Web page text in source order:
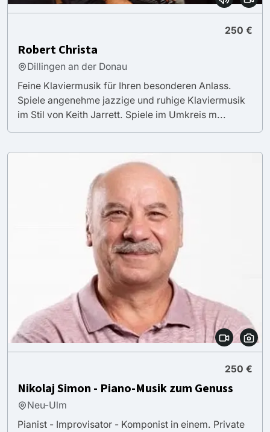
250 €
Robert Christa
Dillingen an der Donau
Feine Klaviermusik für Ihren besonderen Anlass.
Spiele angenehme jazzige und ruhige Klaviermusik
im Stil von Keith Jarrett. Spiele im Umkreis m...
250 €
Nikolaj Simon - Piano-Musik zum Genuss
Neu-Ulm
Pianist - Improvisator - Komponist in einem. Private